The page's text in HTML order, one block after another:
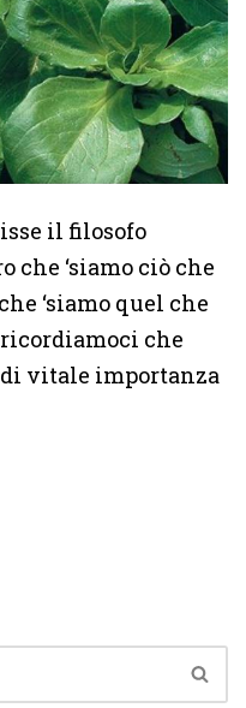
il filosofo
che ‘siamo ciò che
‘siamo quel che
che
di vitale importanza